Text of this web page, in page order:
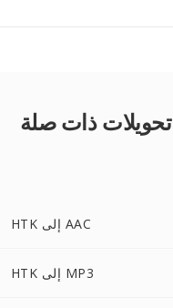
تحويلات ذات صلة
HTK إلى AAC
HTK إلى MP3